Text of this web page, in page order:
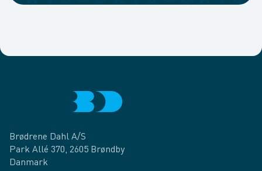
Brødrene Dahl A/S
Park Allé 370, 2605 Brøndby
Danmark